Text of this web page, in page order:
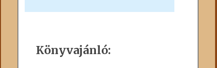
Könyvajánló: